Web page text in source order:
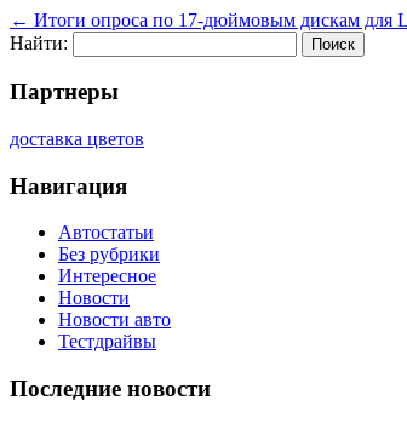
← Итоги опроса по 17-дюймовым дискам для
Найти:
Партнеры
доставка цветов
Навигация
Автостатьи
Без рубрики
Интересное
Новости
Новости авто
Тестдрайвы
Последние новости